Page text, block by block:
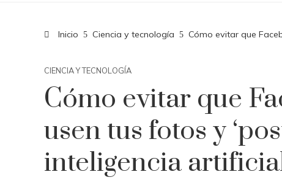
Inicio Ciencia y tecnología Cómo evitar que
CIENCIA Y TECNOLOGÍA
Cómo evitar que
usen tus fotos y
inteligencia